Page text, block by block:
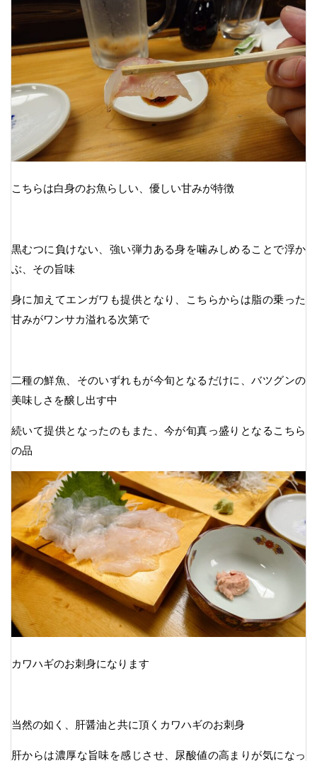
こちらは白身のお魚らしい、優しい甘みが特徴
黒むつに負けない、強い弾力ある身を噛みしめることで浮か
ぶ、その旨味
身に加えてエンガワも提供となり、こちらからは脂の乗った
甘みがワンサカ溢れる次第で
二種の鮮魚、そのいずれもが今旬となるだけに、バツグンの
美味しさを醸し出す中
続いて提供となったのもまた、今が旬真っ盛りとなるこちら
の品
カワハギのお刺身になります
当然の如く、肝醤油と共に頂くカワハギのお刺身
肝からは濃厚な旨味を感じさせ、尿酸値の高まりが気になっ